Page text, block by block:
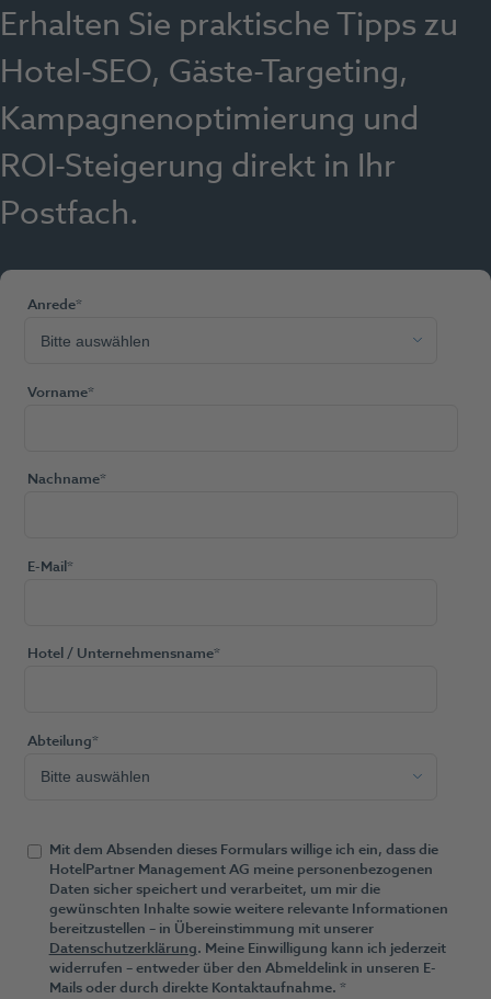
Erhalten Sie praktische Tipps zu
Hotel-SEO, Gäste-Targeting,
Kampagnenoptimierung und
ROI-Steigerung direkt in Ihr
Postfach.
Anrede*
Vorname*
Nachname*
E-Mail*
Hotel / Unternehmensname*
Abteilung*
Mit dem Absenden dieses Formulars willige ich ein, dass die
HotelPartner Management AG meine personenbezogenen
Daten sicher speichert und verarbeitet, um mir die
gewünschten Inhalte sowie weitere relevante Informationen
bereitzustellen – in Übereinstimmung mit unserer
Datenschutzerklärung. Meine Einwilligung kann ich jederzeit
widerrufen – entweder über den Abmeldelink in unseren E-
Mails oder durch direkte Kontaktaufnahme. *